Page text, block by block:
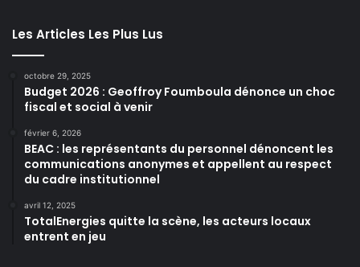
Les Articles Les Plus Lus
octobre 29, 2025
Budget 2026 : Geoffroy Foumboula dénonce un choc
fiscal et social à venir
février 6, 2026
BEAC : les représentants du personnel dénoncent les
communications anonymes et appellent au respect
du cadre institutionnel
avril 12, 2025
TotalEnergies quitte la scène, les acteurs locaux
entrent en jeu